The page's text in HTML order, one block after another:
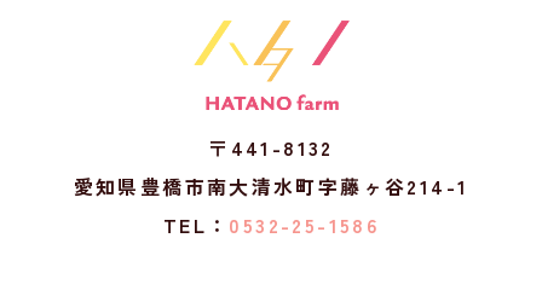
〒441-8132
愛知県豊橋市南大清水町字藤ヶ谷214-1
TEL： 0532-25-1586